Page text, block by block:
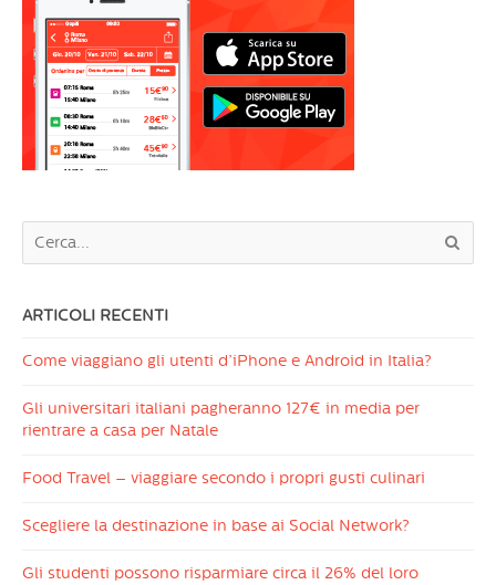
ARTICOLI RECENTI
Come viaggiano gli utenti d’iPhone e Android in Italia?
Gli universitari italiani pagheranno 127€ in media per
rientrare a casa per Natale
Food Travel – viaggiare secondo i propri gusti culinari
Scegliere la destinazione in base ai Social Network?
Gli studenti possono risparmiare circa il 26% del loro